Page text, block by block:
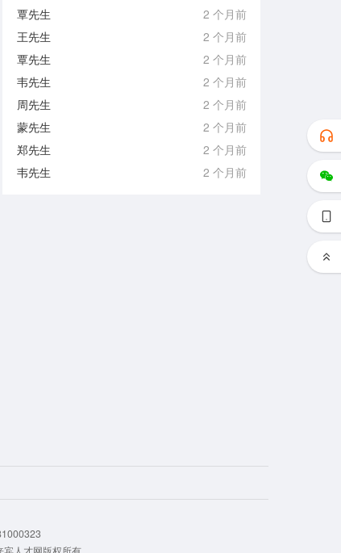
覃先生
2 个月前
王先生
2 个月前
覃先生
2 个月前
韦先生
2 个月前
周先生
2 个月前
蒙先生
2 个月前
郑先生
2 个月前
韦先生
2 个月前
人才网版权所有